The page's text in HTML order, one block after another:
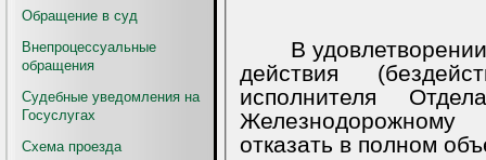
Обращение в суд
Внепроцессуальные
обращения
Судебные уведомления на
Госуслугах
Схема проезда
В
действия
исполнителя
отказать в полном